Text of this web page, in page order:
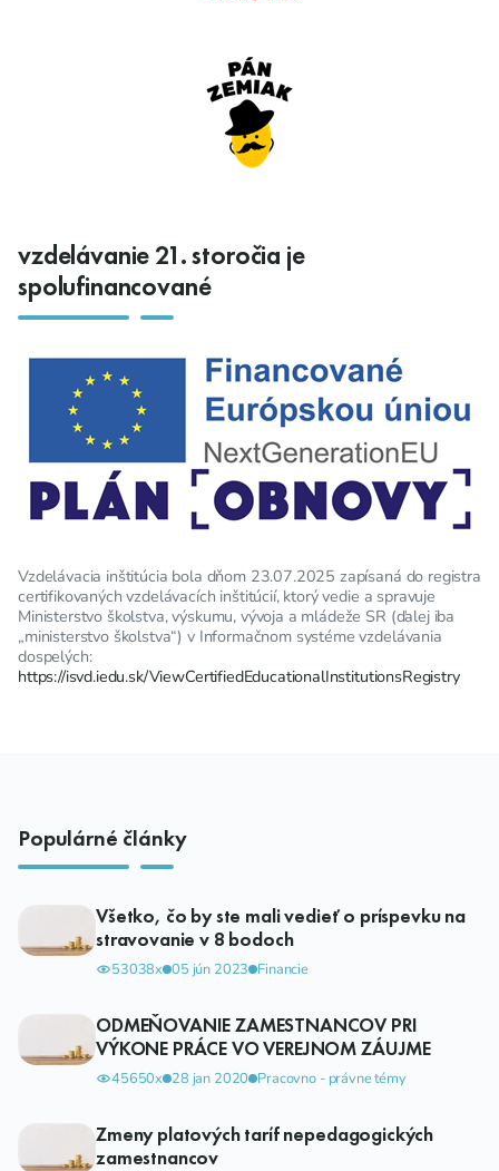
vzdelávanie 21. storočia je
spolufinancované
Vzdelávacia inštitúcia bola dňom 23.07.2025 zapísaná do registra
certifikovaných vzdelávacích inštitúcií, ktorý vedie a spravuje
Ministerstvo školstva, výskumu, vývoja a mládeže SR (ďalej iba
„ministerstvo školstva“) v Informačnom systéme vzdelávania
dospelých:
https://isvd.iedu.sk/ViewCertifiedEducationalInstitutionsRegistry
Populárné články
Všetko, čo by ste mali vedieť o príspevku na
stravovanie v 8 bodoch
53038x 05 jún 2023 Financie
ODMEŇOVANIE ZAMESTNANCOV PRI
VÝKONE PRÁCE VO VEREJNOM ZÁUJME
45650x 28 jan 2020 Pracovno - právne témy
Zmeny platových taríf nepedagogických
zamestnancov